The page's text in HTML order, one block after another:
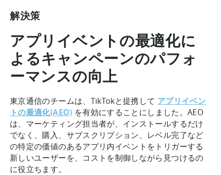
解決策
アプリイベントの最適化に
よるキャンペーンのパフォ
ーマンスの向上
東京通信のチームは、TikTokと提携して アプリイベン
トの最適化(AEO) を有効にすることにしました。AEO
は、マーケティング担当者が、インストールするだけ
でなく、購入、サブスクリプション、レベル完了など
の特定の価値のあるアプリ内イベントをトリガーする
新しいユーザーを、コストを制御しながら見つけるの
に役立ちます。